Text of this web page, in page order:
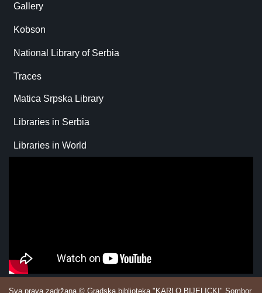
Gallery
Kobson
National Library of Serbia
Traces
Matica Srpska Library
Libraries in Serbia
Libraries in World
Sva prava zadržana © Gradska biblioteka "KARLO BIJELICKI" Sombor.